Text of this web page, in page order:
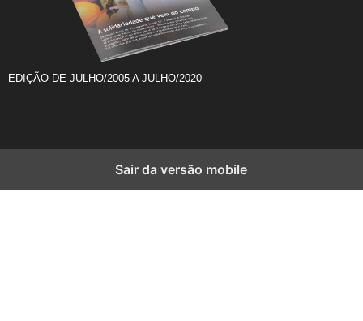
EDIÇÃO DE JULHO/2005 A JULHO/2020
Sair da versão mobile